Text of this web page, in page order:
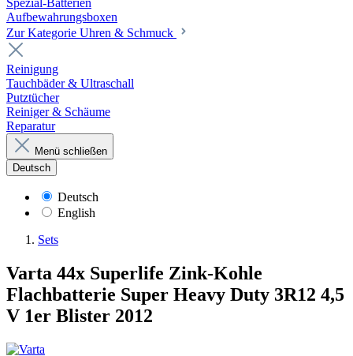
Spezial-Batterien
Aufbewahrungsboxen
Zur Kategorie Uhren & Schmuck
Reinigung
Tauchbäder & Ultraschall
Putztücher
Reiniger & Schäume
Reparatur
Menü schließen
Deutsch
Deutsch
English
Sets
Varta 44x Superlife Zink-Kohle
Flachbatterie Super Heavy Duty 3R12 4,5
V 1er Blister 2012